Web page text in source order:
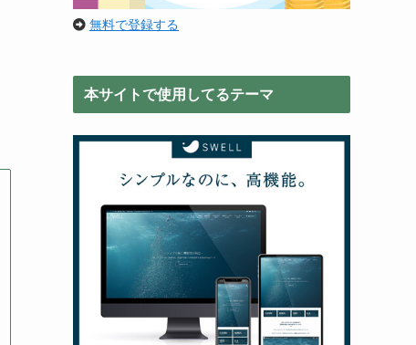
無料で登録する
本サイトで使用してるテーマ